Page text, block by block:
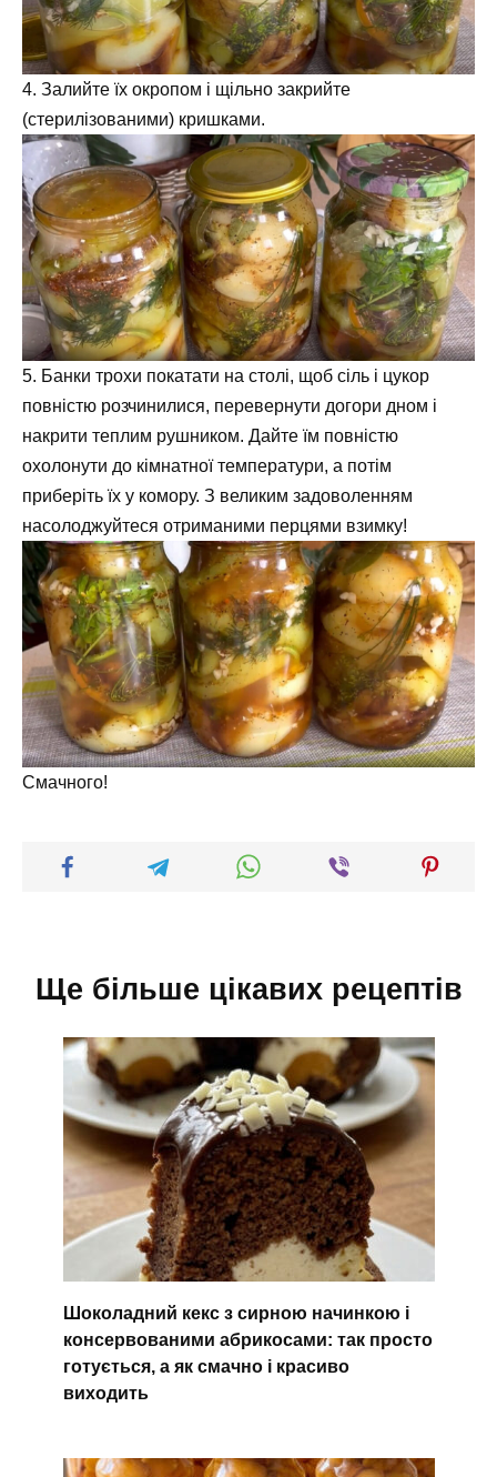
4. Залийте їх окропом і щільно закрийте
(стерилізованими) кришками.
5. Банки трохи покатати на столі, щоб сіль і цукор
повністю розчинилися, перевернути догори дном і
накрити теплим рушником. Дайте їм повністю
охолонути до кімнатної температури, а потім
приберіть їх у комору. З великим задоволенням
насолоджуйтеся отриманими перцями взимку!
Смачного!
Ще більше цікавих рецептів
Шоколадний кекс з сирною начинкою і
консервованими абрикосами: так просто
готується, а як смачно і красиво
виходить